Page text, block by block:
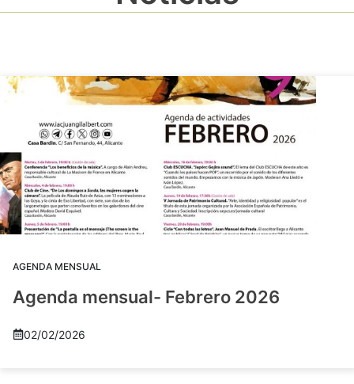
AGENDA MENSUAL
Agenda mensual- Febrero 2026
02/02/2026